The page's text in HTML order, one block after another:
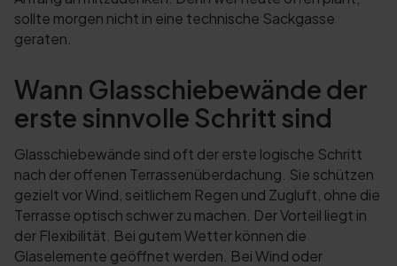
sollte morgen nicht in eine technische Sackgasse
geraten.
Wann Glasschiebewände der
erste sinnvolle Schritt sind
Glasschiebewände sind oft der erste logische Schritt
nach der offenen Terrassenüberdachung. Sie schützen
gezielt vor Wind, seitlichem Regen und Zugluft, ohne die
Terrasse optisch schwer zu machen. Der Vorteil liegt in
der Flexibilität. Bei gutem Wetter können die
Glaselemente geöffnet werden. Bei Wind oder